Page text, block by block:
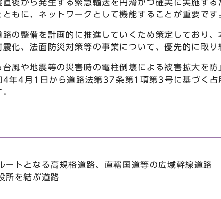
後から発生する緊急輸送を円滑かつ確実に実施する
もに、ネットワークとして機能することが重要です
の整備を計画的に推進していくため策定しており、
化、法面防災対策等の事業について、優先的に取り
風や地震等の災害時の電柱倒壊による被害拡大を防
4年4月1日から道路法第37条第1項第3号に基づく占
トとなる高規格道路、直轄国道等の広域幹線道路
所を結ぶ道路